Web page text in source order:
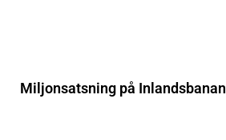
Miljonsatsning på Inlandsbanan